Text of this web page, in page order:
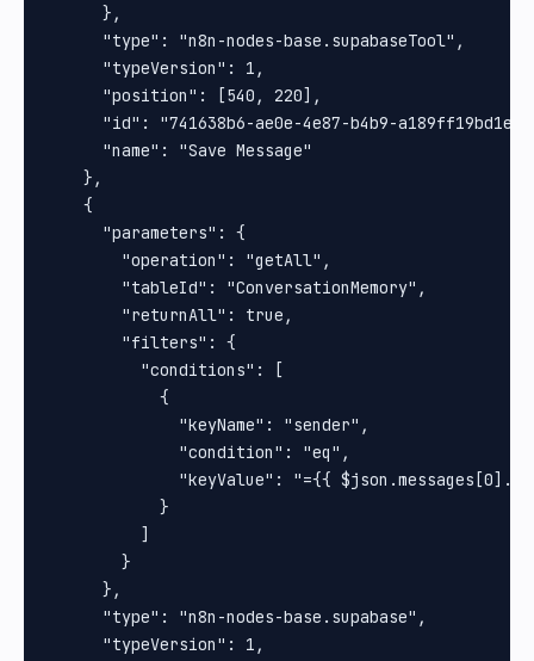
      },
      "type": "n8n-nodes-base.supabaseTool",
      "typeVersion": 1,
      "position": [540, 220],
      "id": "741638b6-ae0e-4e87-b4b9-a189ff19bd1e",
      "name": "Save Message"
    },
    {
      "parameters": {
        "operation": "getAll",
        "tableId": "ConversationMemory",
        "returnAll": true,
        "filters": {
          "conditions": [
            {
              "keyName": "sender",
              "condition": "eq",
"keyValue": "={{
            }
          ]
        }
      },
      "type": "n8n-nodes-base.supabase",
      "typeVersion": 1,